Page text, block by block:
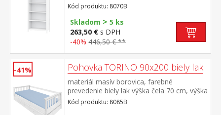
Kód produktu: 8070B
Skladom > 5 ks
263,50 € s DPH
-40% 446,50 € **
-41% Pohovka TORINO 90x200 biely lak
materiál masív borovica, farebné
prevedenie biely lak výška čela 70 cm, výška
sedu 42 cm, cena bez roštu a
matraca minimálna odporúčaná výška
Kód produktu: 8085B